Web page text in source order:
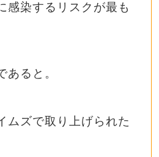
感染するリスクが最も
あると。
ムズで取り上げられた